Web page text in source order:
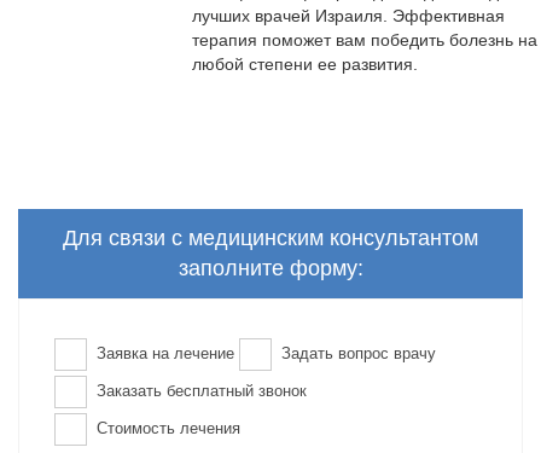
лучших врачей Израиля. Эффективная
терапия поможет вам победить болезнь на
любой степени ее развития.
Для связи с медицинским консультантом
заполните форму:
Заявка на лечение Задать вопрос врачу
Заказать бесплатный звонок
Стоимость лечения